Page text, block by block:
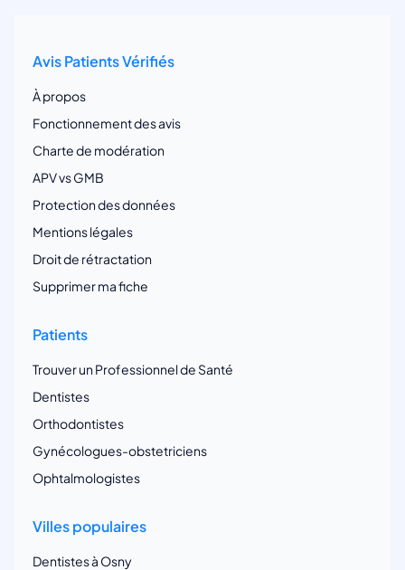
Avis Patients Vérifiés
À propos
Fonctionnement des avis
Charte de modération
APV vs GMB
Protection des données
Mentions légales
Droit de rétractation
Supprimer ma fiche
Patients
Trouver un Professionnel de Santé
Dentistes
Orthodontistes
Gynécologues-obstetriciens
Ophtalmologistes
Villes populaires
Dentistes à Osny